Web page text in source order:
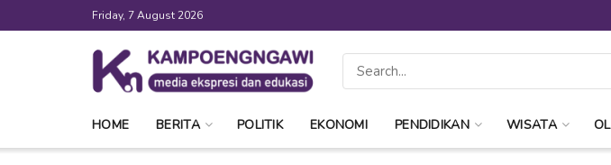
Friday, 7 August 2026
HOME BERITA POLITIK EKONOMI PENDIDIKAN WISATA